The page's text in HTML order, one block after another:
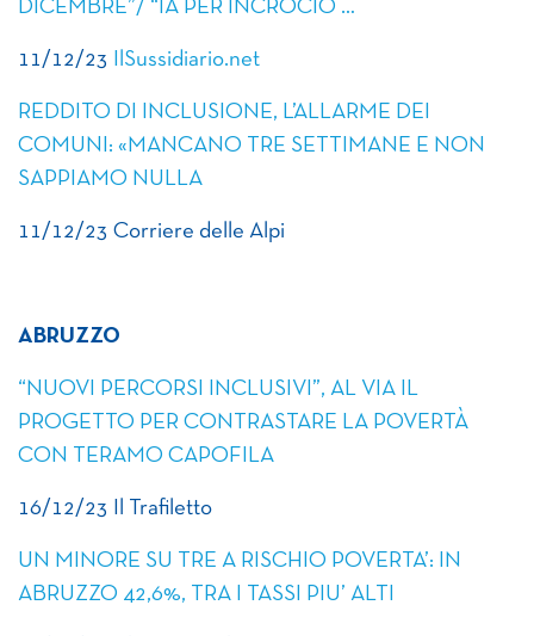
DICEMBRE”/ “IA PER INCROCIO …
11/12/23 IlSussidiario.net
REDDITO DI INCLUSIONE, L’ALLARME DEI
COMUNI: «MANCANO TRE SETTIMANE E NON
SAPPIAMO NULLA
11/12/23 Corriere delle Alpi
ABRUZZO
“NUOVI PERCORSI INCLUSIVI”, AL VIA IL
PROGETTO PER CONTRASTARE LA POVERTÀ
CON TERAMO CAPOFILA
16/12/23 Il Trafiletto
UN MINORE SU TRE A RISCHIO POVERTA’: IN
ABRUZZO 42,6%, TRA I TASSI PIU’ ALTI